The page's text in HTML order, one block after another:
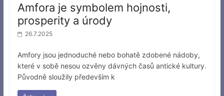
Amfora je symbolem hojnosti,
prosperity a úrody
26.7.2025
Amfory jsou jednoduché nebo bohatě zdobené nádoby,
které v sobě nesou ozvěny dávných časů antické kultury.
Původně sloužily především k